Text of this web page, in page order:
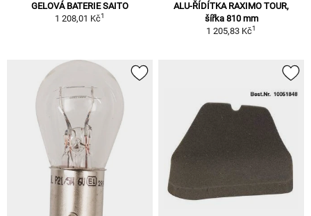
GELOVÁ BATERIE SAITO
1 208,01 Kč1
ALU-ŘÍDÍTKA RAXIMO TOUR,
šířka 810 mm
1 205,83 Kč1